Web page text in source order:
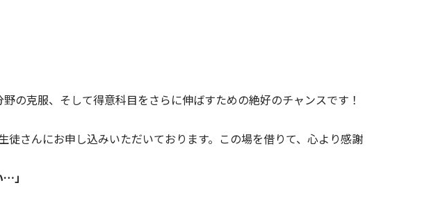
の克服、そして得意科目をさらに伸ばすための絶好のチャンスです！
徒さんにお申し込みいただいております。この場を借りて、心より感謝
」